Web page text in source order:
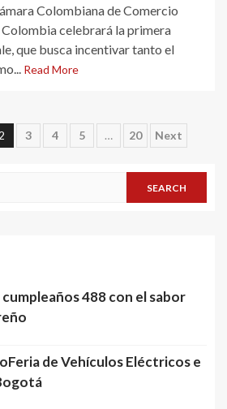
Colombiana de Comercio
celebrará la primera
que busca incentivar tanto el
Read More
2 3 4 5 … 20 Next
488 con el sabor
de Vehículos Eléctricos e